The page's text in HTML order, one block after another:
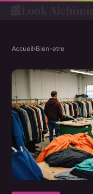
Accueil›Bien-etre